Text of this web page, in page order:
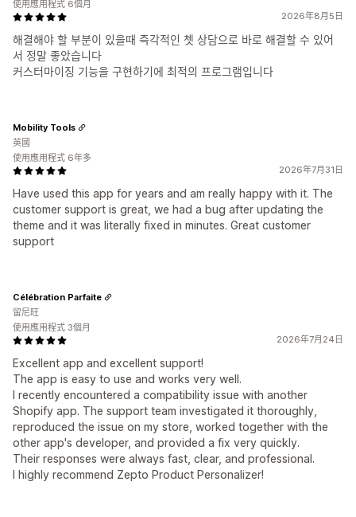
2026年8月5日
해결해야 할 부분이 있을때 즉각적인 쳇 상담으로 바로 해결할 수 있어
서 정말 좋았습니다
커스터마이징 기능을 구현하기에 최적의 프로그램입니다
使用應用程式 6個月
2026年7月31日
Have used this app for years and am really happy with it. The
customer support is great, we had a bug after updating the
theme and it was literally fixed in minutes. Great customer
support
Mobility Tools
英國
使用應用程式 6年多
2026年7月24日
Excellent app and excellent support!
The app is easy to use and works very well.
I recently encountered a compatibility issue with another
Shopify app. The support team investigated it thoroughly,
reproduced the issue on my store, worked together with the
other app's developer, and provided a fix very quickly.
Their responses were always fast, clear, and professional.
I highly recommend Zepto Product Personalizer!
Célébration Parfaite
留尼旺
使用應用程式 3個月